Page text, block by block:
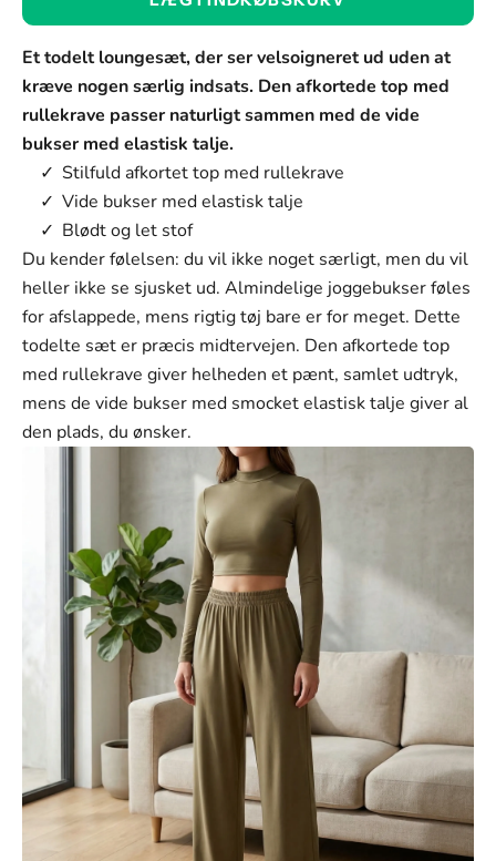
Farve
Blå
Brun
Sort
Størrelse:
S
Størrelse
S
M
L
Et todelt loungesæt, der ser velsoigneret ud uden at
kræve nogen særlig indsats. Den afkortede top med
rullekrave passer naturligt sammen med de vide
bukser med elastisk talje.
Stilfuld afkortet top med rullekrave
Vide bukser med elastisk talje
Blødt og let stof
Du kender følelsen: du vil ikke noget særligt, men du vil
heller ikke se sjusket ud. Almindelige joggebukser føles
for afslappede, mens rigtig tøj bare er for meget. Dette
todelte sæt er præcis midtervejen. Den afkortede top
med rullekrave giver helheden et pænt, samlet udtryk,
mens de vide bukser med smocket elastisk talje giver al
den plads, du ønsker.